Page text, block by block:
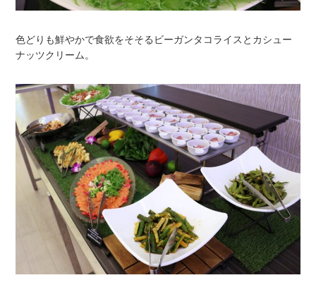
色どりも鮮やかで食欲をそそるビーガンタコライスとカシュー
ナッツクリーム。